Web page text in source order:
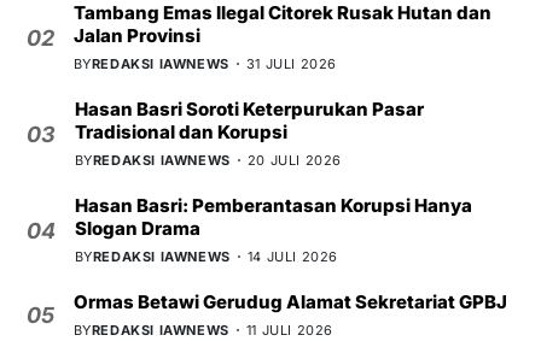
02
Tambang Emas Ilegal Citorek Rusak Hutan dan
Jalan Provinsi
BYREDAKSI IAWNEWS 31 JULI 2026
03
Hasan Basri Soroti Keterpurukan Pasar
Tradisional dan Korupsi
BYREDAKSI IAWNEWS 20 JULI 2026
04
Hasan Basri: Pemberantasan Korupsi Hanya
Slogan Drama
BYREDAKSI IAWNEWS 14 JULI 2026
05
Ormas Betawi Gerudug Alamat Sekretariat GPBJ
BYREDAKSI IAWNEWS 11 JULI 2026